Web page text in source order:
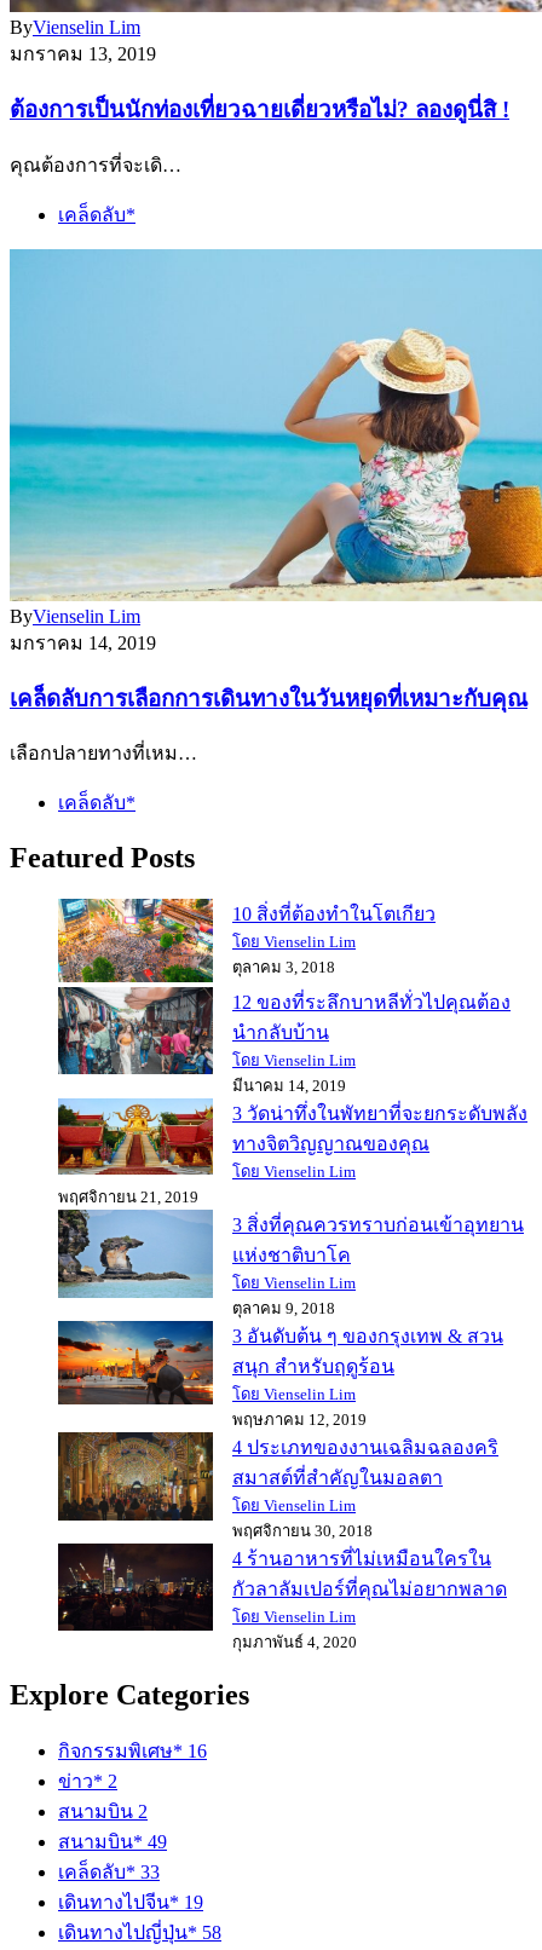
ByVienselin Lim
มกราคม 13, 2019
ต้องการเป็นนักท่องเที่ยวฉายเดี่ยวหรือไม่? ลองดูนี่สิ !
คุณต้องการที่จะเดิ…
เคล็ดลับ*
ByVienselin Lim
มกราคม 14, 2019
เคล็ดลับการเลือกการเดินทางในวันหยุดที่เหมาะกับคุณ
เลือกปลายทางที่เหม…
เคล็ดลับ*
Featured Posts
10 สิ่งที่ต้องทำในโตเกียว
โดย Vienselin Lim
ตุลาคม 3, 2018
12 ของที่ระลึกบาหลีทั่วไปคุณต้อง
นำกลับบ้าน
โดย Vienselin Lim
มีนาคม 14, 2019
3 วัดน่าทึ่งในพัทยาที่จะยกระดับพลัง
ทางจิตวิญญาณของคุณ
โดย Vienselin Lim
พฤศจิกายน 21, 2019
3 สิ่งที่คุณควรทราบก่อนเข้าอุทยาน
แห่งชาติบาโค
โดย Vienselin Lim
ตุลาคม 9, 2018
3 อันดับต้น ๆ ของกรุงเทพ & สวน
สนุก สำหรับฤดูร้อน
โดย Vienselin Lim
พฤษภาคม 12, 2019
4 ประเภทของงานเฉลิมฉลองคริ
สมาสต์ที่สำคัญในมอลตา
โดย Vienselin Lim
พฤศจิกายน 30, 2018
4 ร้านอาหารที่ไม่เหมือนใครใน
กัวลาลัมเปอร์ที่คุณไม่อยากพลาด
โดย Vienselin Lim
กุมภาพันธ์ 4, 2020
Explore Categories
กิจกรรมพิเศษ* 16
ข่าว* 2
สนามบิน 2
สนามบิน* 49
เคล็ดลับ* 33
เดินทางไปจีน* 19
เดินทางไปญี่ปุ่น* 58